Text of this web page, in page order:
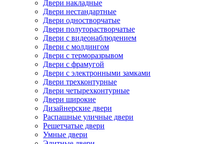
Двери накладные
Двери нестандартные
Двери одностворчатые
Двери полуторастворчатые
Двери с видеонаблюдением
Двери с молдингом
Двери с терморазрывом
Двери с фрамугой
Двери с электронными замками
Двери трехконтурные
Двери четырехконтурные
Двери широкие
Дизайнерские двери
Распашные уличные двери
Решетчатые двери
Умные двери